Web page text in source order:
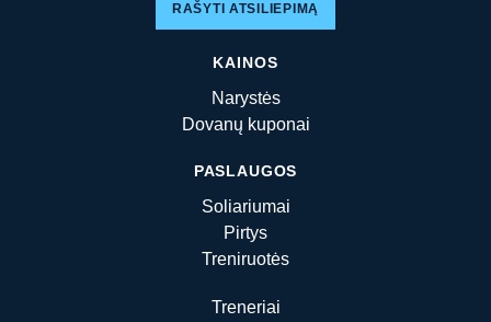
RAŠYTI ATSILIEPIMĄ
KAINOS
Narystės
Dovanų kuponai
PASLAUGOS
Soliariumai
Pirtys
Treniruotės
Treneriai